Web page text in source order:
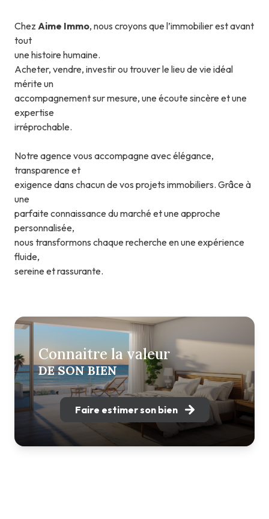
Connaitre la valeur
DE SON BIEN
Faire estimer son bien
Chez Aime Immo, nous croyons que l’immobilier est avant
tout
une histoire humaine.
Acheter, vendre, investir ou trouver le lieu de vie idéal
mérite un
accompagnement sur mesure, une écoute sincère et une
expertise
irréprochable.
Notre agence vous accompagne avec élégance,
transparence et
exigence dans chacun de vos projets immobiliers. Grâce à
une
parfaite connaissance du marché et une approche
personnalisée,
nous transformons chaque recherche en une expérience
fluide,
sereine et rassurante.